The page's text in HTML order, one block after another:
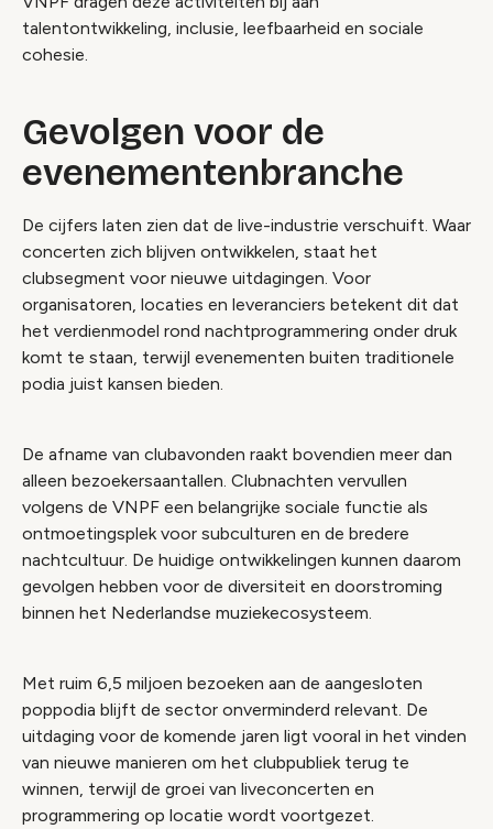
talentontwikkeling, inclusie, leefbaarheid en sociale
cohesie.
Gevolgen voor de
evenementenbranche
De cijfers laten zien dat de live-industrie verschuift. Waar
concerten zich blijven ontwikkelen, staat het
clubsegment voor nieuwe uitdagingen. Voor
organisatoren, locaties en leveranciers betekent dit dat
het verdienmodel rond nachtprogrammering onder druk
komt te staan, terwijl evenementen buiten traditionele
podia juist kansen bieden.
De afname van clubavonden raakt bovendien meer dan
alleen bezoekersaantallen. Clubnachten vervullen
volgens de VNPF een belangrijke sociale functie als
ontmoetingsplek voor subculturen en de bredere
nachtcultuur. De huidige ontwikkelingen kunnen daarom
gevolgen hebben voor de diversiteit en doorstroming
binnen het Nederlandse muziekecosysteem.
Met ruim 6,5 miljoen bezoeken aan de aangesloten
poppodia blijft de sector onverminderd relevant. De
uitdaging voor de komende jaren ligt vooral in het vinden
van nieuwe manieren om het clubpubliek terug te
winnen, terwijl de groei van liveconcerten en
programmering op locatie wordt voortgezet.